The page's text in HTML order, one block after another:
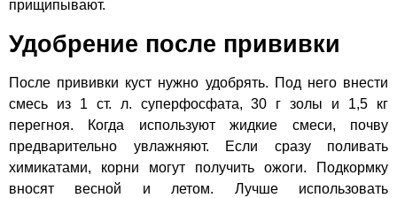
прищипывают.
Удобрение после прививки
После прививки куст нужно удобрять. Под него внести
смесь из 1 ст. л. суперфосфата, 30 г золы и 1,5 кг
перегноя. Когда используют жидкие смеси, почву
предварительно увлажняют. Если сразу поливать
химикатами, корни могут получить ожоги. Подкормку
вносят весной и летом. Лучше использовать